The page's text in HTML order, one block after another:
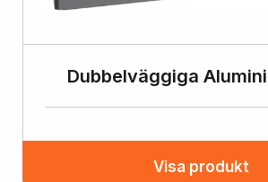
Dubbelväggiga
Visa produkt